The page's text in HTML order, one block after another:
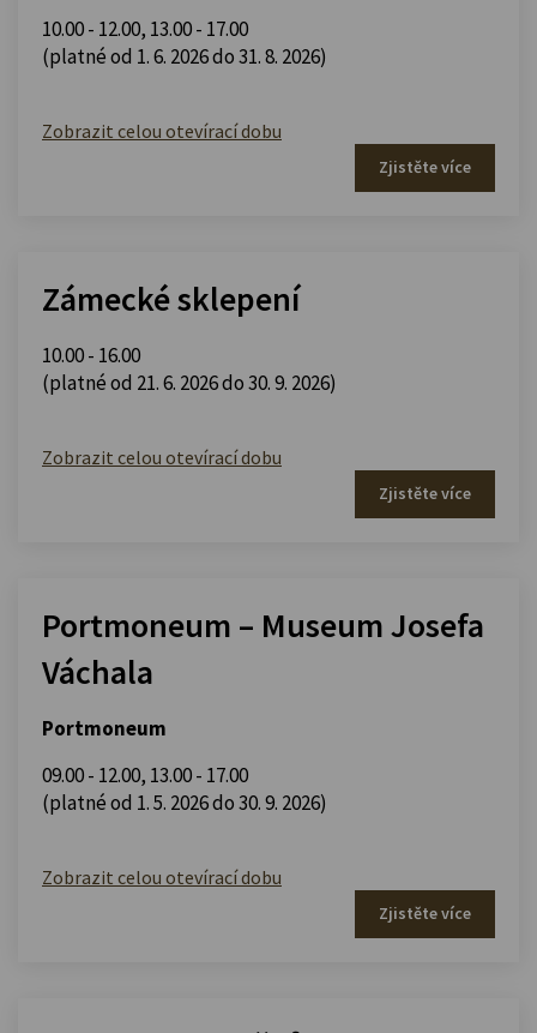
10.00 - 12.00, 13.00 - 17.00
(platné od 1. 6. 2026 do 31. 8. 2026)
Zobrazit celou otevírací dobu
Zjistěte více
Zámecké sklepení
10.00 - 16.00
(platné od 21. 6. 2026 do 30. 9. 2026)
Zobrazit celou otevírací dobu
Zjistěte více
Portmoneum – Museum Josefa
Váchala
Portmoneum
09.00 - 12.00, 13.00 - 17.00
(platné od 1. 5. 2026 do 30. 9. 2026)
Zobrazit celou otevírací dobu
Zjistěte více